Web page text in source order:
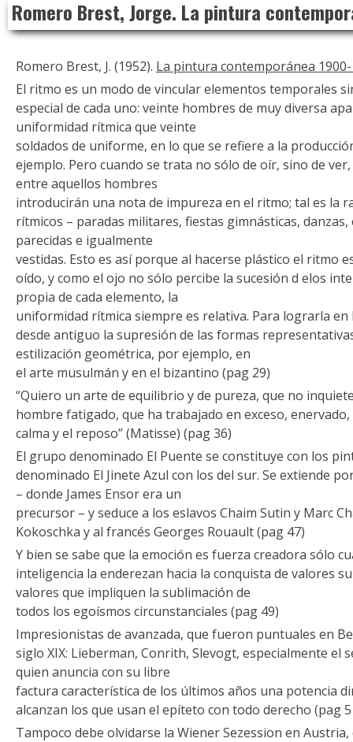
content
Romero Brest, Jorge. La pintura
Romero Brest, J. (1952). La pintura contemporánea
El ritmo es un modo de vincular elementos temporales
especial de cada uno: veinte hombres de muy diversa
uniformidad rítmica que veinte
soldados de uniforme, en lo que se refiere a la
ejemplo. Pero cuando se trata no sólo de oír, sino de
entre aquellos hombres
introducirán una nota de impureza en el ritmo; tal es la
rítmicos – paradas militares, fiestas gimnásticas,
parecidas e igualmente
vestidas. Esto es así porque al hacerse plástico el ritmo
oído, y como el ojo no sólo percibe la sucesión d elos
propia de cada elemento, la
uniformidad rítmica siempre es relativa. Para lograrla
desde antiguo la supresión de las formas
estilización geométrica, por ejemplo, en
el arte musulmán y en el bizantino (pag 29)
“Quiero un arte de equilibrio y de pureza, que no
hombre fatigado, que ha trabajado en exceso,
calma y el reposo” (Matisse) (pag 36)
El grupo denominado El Puente se constituye con los
denominado El Jinete Azul con los del sur. Se extiende
– donde James Ensor era un
precursor – y seduce a los eslavos Chaim Sutin y Marc
Kokoschka y al francés Georges Rouault (pag 47)
Y bien se sabe que la emoción es fuerza creadora sólo
inteligencia la enderezan hacia la conquista de valores
valores que impliquen la sublimación de
todos los egoísmos circunstanciales (pag 49)
Impresionistas de avanzada, que fueron puntuales en
siglo XIX: Lieberman, Conrith, Slevogt, especialmente el
quien anuncia con su libre
factura característica de los últimos años una potencia
alcanzan los que usan el epíteto con todo derecho (pag
Tampoco debe olvidarse la Wiener Sezession en